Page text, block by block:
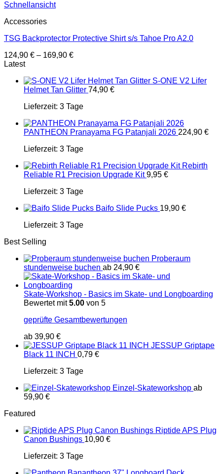
Schnellansicht
Accessories
TSG Backprotector Protective Shirt s/s Tahoe Pro A2.0
124,90 € – 169,90 €
Latest
S-ONE V2 Lifer
Helmet Tan Glitter 74,90 €
Lieferzeit: 3 Tage
PANTHEON Pranayama FG Patanjali 2026 224,90 €
Lieferzeit: 3 Tage
Rebirth
Reliable R1 Precision Upgrade Kit 9,95 €
Lieferzeit: 3 Tage
Baifo Slide Pucks 19,90 €
Lieferzeit: 3 Tage
Best Selling
Proberaum
stundenweise buchen ab 24,90 €
Skate-Workshop - Basics im Skate- und Longboarding
Bewertet mit5.00 von 5
geprüfte Gesamtbewertungen
ab 39,90 €
JESSUP Griptape
Black 11 INCH 0,79 €
Lieferzeit: 3 Tage
Einzel-Skateworkshop ab
59,90 €
Featured
Riptide APS Plug
Canon Bushings 10,90 €
Lieferzeit: 3 Tage